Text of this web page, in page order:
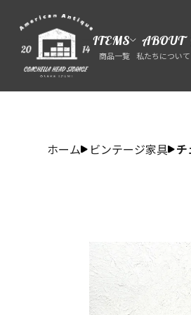
ITEMS
商品一覧
ABOUT
私たちについて
ホーム ビンテージ家具 チ